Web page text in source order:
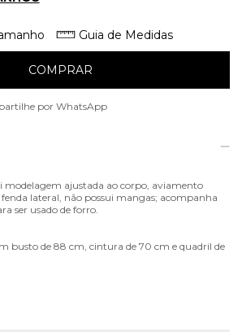
Guia de Medidas
por WhatsApp
modelagem ajustada ao corpo, aviamento
lateral, não possui mangas; acompanha
ser usado de forro.
busto de 88 cm, cintura de 70 cm e quadril de